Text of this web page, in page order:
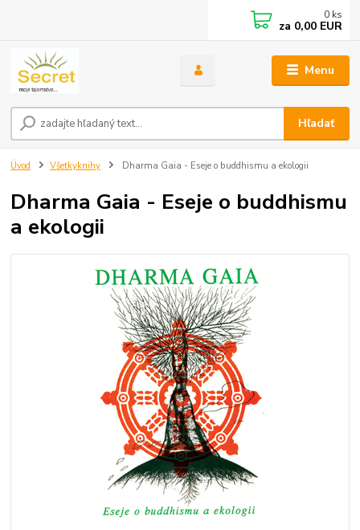
Menu
Hľadať
0 ks
za 0,00 EUR
Úvod Všetkyknihy Dharma Gaia - Eseje o buddhismu a ekologii
Dharma Gaia - Eseje o buddhismu
a ekologii